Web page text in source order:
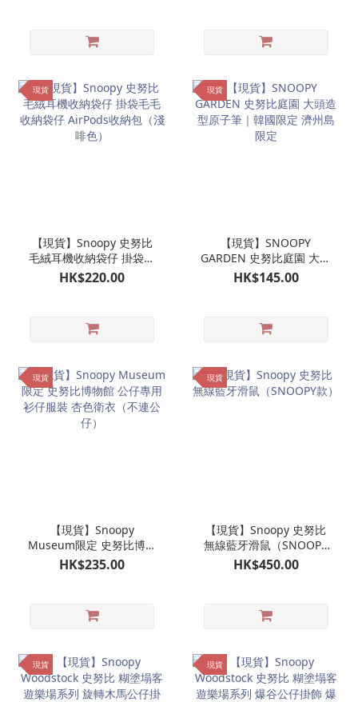
現貨
【現貨】Snoopy 史努比
毛絨耳機收納袋仔 掛袋毛
毛收納袋仔 AirPods收納
包（淺啡色）
HK$220.00
現貨
【現貨】SNOOPY
GARDEN 史努比庭園 大頭
造型原子筆｜韓國限定 濟
州島限定
HK$145.00
現貨
【現貨】Snoopy
Museum限定 史努比博物
館 公仔專用衫仔服裝 杏色
HK$235.00
現貨
【現貨】Snoopy 史努比
無線藍牙滑鼠（SNOOPY
款）
HK$450.00
現貨 現貨